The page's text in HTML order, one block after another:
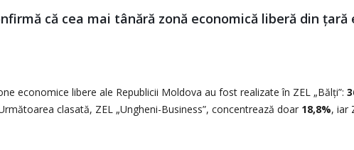
că cea mai tânără zonă economică liberă din țară
economice libere ale Republicii Moldova au fost realizate în ZEL „Bălți”:
clasată, ZEL „Ungheni-Business”, concentrează doar 18,8%, iar